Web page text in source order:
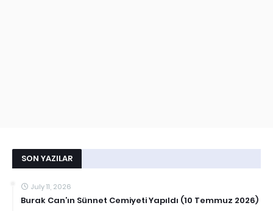
SON YAZILAR
July 11, 2026
Burak Can’ın Sünnet Cemiyeti Yapıldı (10 Temmuz 2026)